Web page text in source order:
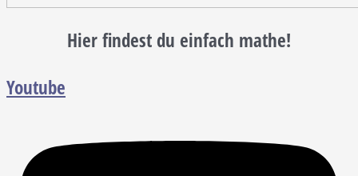
Hier findest du einfach mathe!
Youtube